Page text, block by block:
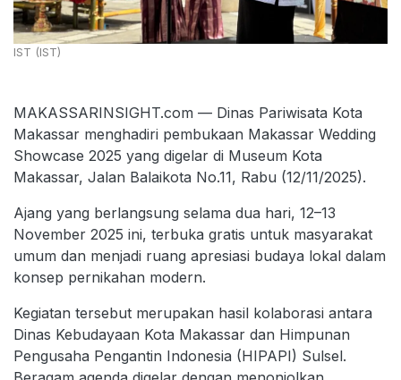
IST (IST)
MAKASSARINSIGHT.com — Dinas Pariwisata Kota
Makassar menghadiri pembukaan Makassar Wedding
Showcase 2025 yang digelar di Museum Kota
Makassar, Jalan Balaikota No.11, Rabu (12/11/2025).
Ajang yang berlangsung selama dua hari, 12–13
November 2025 ini, terbuka gratis untuk masyarakat
umum dan menjadi ruang apresiasi budaya lokal dalam
konsep pernikahan modern.
Kegiatan tersebut merupakan hasil kolaborasi antara
Dinas Kebudayaan Kota Makassar dan Himpunan
Pengusaha Pengantin Indonesia (HIPAPI) Sulsel.